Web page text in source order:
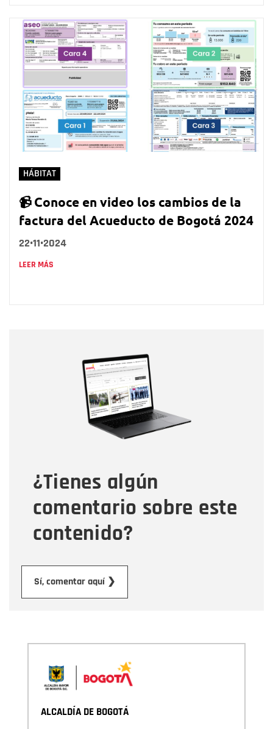
HÁBITAT
📹 Conoce en video los cambios de la
factura del Acueducto de Bogotá 2024
22•11•2024
LEER MÁS
¿Tienes algún
comentario sobre este
contenido?
Sí, comentar aquí ❯
Correo electrónico
Tipo de comentario
Mensaje
ALCALDÍA DE BOGOTÁ